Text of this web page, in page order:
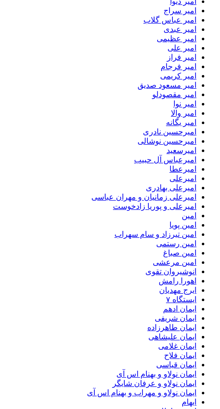
امیر سراج
امیر عباس گلاب
امیر عبدی
امیر عظیمی
امیر علی
امیر فراز
امیر فرجام
امیر کریمی
امیر مسعود صدیق
امیر مقصودلو
امیر نوا
امیر والا
امیر یگانه
امیرحسین نادری
امیرحسین نوشالی
امیرسعید
امیرعباس آل حبیب
امیرعطا
امیرعلی
امیرعلی بهادری
امیرعلی زمانیان و مهران عباسی
امیرعلی و پوریا زادخوست
امین
امین پویا
امین تیرزاد و سام سهراب
امین رستمی
امین صباغ
امین مرعشی
انوشیروان تقوی
اهورا رامش
ایرج مهدیان
ایستگاه ۷
ایمان ادهم
ایمان شریفی
ایمان طاهرزاده
ایمان علیشاهی
ایمان غلامی
ایمان فلاح
ایمان قیاسی
ایمان نولاو و بهنام اس آی
ایمان نولاو و عرفان شایگر
ایمان نولاو و مهراب و بهنام اس آی
ایهام